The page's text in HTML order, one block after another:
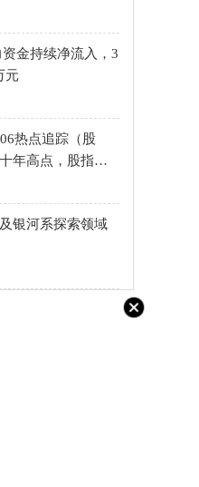
金持续净流入，3
元
热点追踪（股
年高点，股指
”？
银河系探索领域